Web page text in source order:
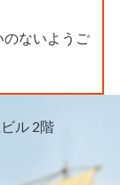
ないようご
ル 2階